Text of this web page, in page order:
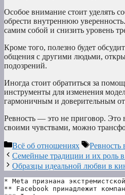
Особое внимание стоит уделять
обрести внутреннюю
самим собой и снизить уровень
Кроме того, полезно будет
общения с другими людьми,
подозрений.
Иногда стоит обратиться за
инструменты для изменения
гармоничным и доверительным
Ревность — это не приговор. Это
своими чувствами, можно
Рубрики
Всё об отношениях Метки
Ревность
Семейные традиции и их роль
Образцы идеальной любви в
* Meta признана
** Facebook принадлежит